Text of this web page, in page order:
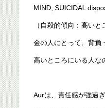
MIND; SUICIDAL
（自殺的傾向：高いと
金の人にとって、背負
高いところにいる人な
Aurは、責任感が強過